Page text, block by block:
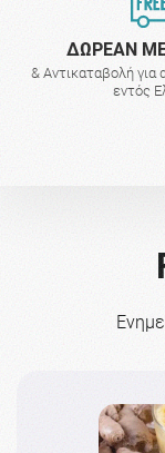
ΔΩΡΕΑΝ
& Αντικαταβολή
εντός